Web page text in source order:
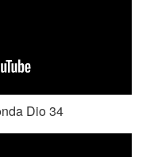
Dio 34